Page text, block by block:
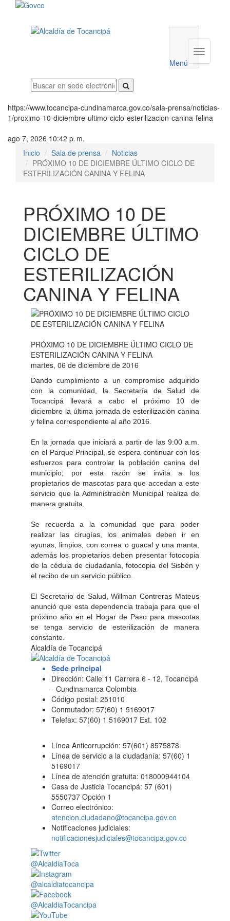
utilidades
Menú
Menú
https://www.tocancipa-cundinamarca.gov.co/sala-prensa/noticias-
1/proximo-10-diciembre-ultimo-ciclo-esterilizacion-canina-felina
ago 7, 2026 10:42 p. m.
Inicio
Sala de prensa
Noticias
PRÓXIMO 10 DE DICIEMBRE ÚLTIMO CICLO DE
ESTERILIZACIÓN CANINA Y FELINA
PRÓXIMO 10 DE
DICIEMBRE ÚLTIMO
CICLO DE
ESTERILIZACIÓN
CANINA Y FELINA
PRÓXIMO 10 DE DICIEMBRE ÚLTIMO CICLO DE
ESTERILIZACIÓN CANINA Y FELINA
martes, 06 de diciembre de 2016
Dando cumplimiento a un compromiso adquirido
con la comunidad, la Secretaría de Salud de
Tocancipá llevará a cabo el próximo 10 de
diciembre la última jornada de esterilización canina
y felina correspondiente al año 2016.
En la jornada que iniciará a partir de las 9:00 a.m.
en el Parque Principal, se espera continuar con los
esfuerzos para controlar la población canina del
municipio; por esta razón se invita a los
propietarios de mascotas para que accedan a este
servicio que la Administración Municipal realiza de
manera gratuita.
Se recuerda a la comunidad que para poder
realizar las cirugías, los animales deben ir en
ayunas, limpios, con correa o guacal y una manta,
además los propietarios deben presentar fotocopia
de la cédula de ciudadanía, fotocopia del Sisbén y
el recibo de un servicio público.
El Secretario de Salud, Willman Contreras Mateus
anunció que esta dependencia trabaja para que el
próximo año en el Hogar de Paso para mascotas
se tenga servicio de esterilización de manera
constante.
Alcaldía de Tocancipá
Sede principal
Dirección: Calle 11 Carrera 6 - 12, Tocancipá
- Cundinamarca Colombia
Código postal: 251010
Conmutador: 57(60) 1 5169017
Telefax: 57(60) 1 5169017 Ext. 102
Línea Anticorrupción: 57(601) 8575878
Línea de servicio a la ciudadanía: 57(60) 1
5169017
Línea de atención gratuita: 018000944104
Casa de Justicia Tocancipá: 57 (601)
5550737 Opción 1
Correo electrónico:
atencion.ciudadano@tocancipa.gov.co
Notificaciones judiciales:
notificacionesjudiciales@tocancipa.gov.co
@AlcaldiaToca
@alcaldiatocancipa
@AlcaldiaTocancipa